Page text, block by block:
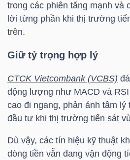
trong các phiên tăng mạnh và
lời từng phần khi thị trường
trên.
Giữ tỷ trọng hợp lý
CTCK Vietcombank (VCBS)
động lượng như MACD và
cao đi ngang, phản ánh tâm lý
đầu tư khi thị trường tiến sát
Dù vậy, các tín hiệu kỹ thuật
dòng tiền vẫn đang vận động
CÔNG
TIÊU
DÙNG
KHÔNG
THIẾT